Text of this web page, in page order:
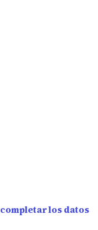
los datos